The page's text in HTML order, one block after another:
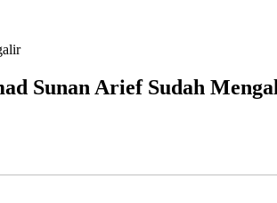
Sunan Arief Sudah